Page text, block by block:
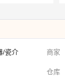
/瓷介 商家
仓库